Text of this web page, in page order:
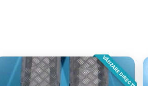
VÂNZARE DIRECTA